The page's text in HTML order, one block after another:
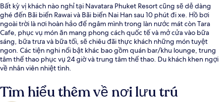
Bất kỳ vị khách nào nghỉ tại Navatara Phuket Resort cũng sẽ dễ dàng
ghé đến Bãi biển Rawai và Bãi biển Nai Han sau 10 phút đi xe. Hồ bơi
ngoài trời là nơi hoàn hảo để ngâm mình trong làn nước mát còn Tara
Cafe, phục vụ món ăn mang phong cách quốc tế và mở cửa vào bữa
sáng, bữa trưa và bữa tối, sẽ chiêu đãi thực khách những món tuyệt
ngon. Các tiện nghi nổi bật khác bao gồm quán bar/khu lounge, trung
tâm thể thao phục vụ 24 giờ và trung tâm thể thao. Du khách khen ngợi
về nhân viên nhiệt tình.
Tìm hiểu thêm về nơi lưu trú